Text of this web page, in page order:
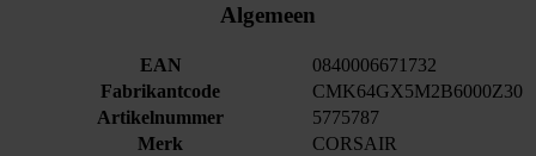
Algemeen
EAN
0840006671732
Fabrikantcode
CMK64GX5M2B6000Z30
Artikelnummer
5775787
Merk
CORSAIR